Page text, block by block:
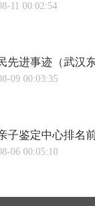
11 00:02:54
09 00:03:35
06 00:05:10